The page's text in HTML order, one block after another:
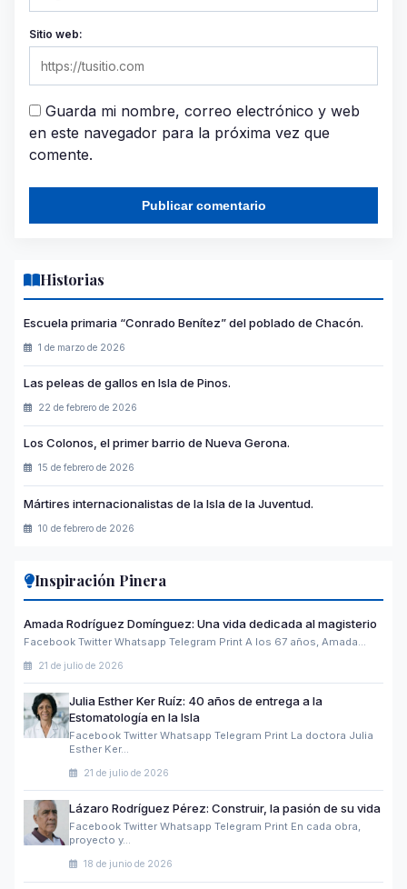
Sitio web:
Guarda mi nombre, correo electrónico y web
en este navegador para la próxima vez que
comente.
Historias
Escuela primaria “Conrado Benítez” del poblado de Chacón.
1 de marzo de 2026
Las peleas de gallos en Isla de Pinos.
22 de febrero de 2026
Los Colonos, el primer barrio de Nueva Gerona.
15 de febrero de 2026
Mártires internacionalistas de la Isla de la Juventud.
10 de febrero de 2026
Inspiración Pinera
Amada Rodríguez Domínguez: Una vida dedicada al magisterio
Facebook Twitter Whatsapp Telegram Print A los 67 años, Amada…
21 de julio de 2026
Julia Esther Ker Ruíz: 40 años de entrega a la
Estomatología en la Isla
Facebook Twitter Whatsapp Telegram Print La doctora Julia
Esther Ker…
21 de julio de 2026
Lázaro Rodríguez Pérez: Construir, la pasión de su vida
Facebook Twitter Whatsapp Telegram Print En cada obra,
proyecto y…
18 de junio de 2026